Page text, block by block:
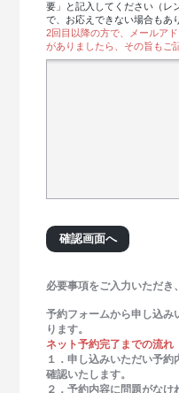
要」と記入してください（レ
で、お応えできない場合もあ
2回目以降の方で、メールア
がありましたら、その旨もご
必要事項をご入力いただき
予約フォームから申し込み
ります。
ネット予約完了までの流れ
１．申し込みいただい予
確認いたします。
２．予約内容に問題がな